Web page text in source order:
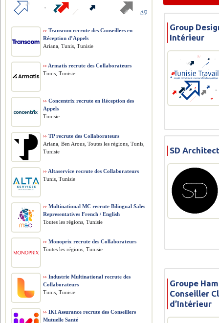
Group
Intérieur
SD
Groupe
Conseiller
d’Intérieur
›› Transcom recrute des Conseillers en
Réception d’Appels
Ariana, Tunis, Tunisie
›› Armatis recrute des Collaborateurs
Tunis, Tunisie
›› Concentrix recrute en Réception des
Appels
Tunisie
›› TP recrute des Collaborateurs
Ariana, Ben Arous, Toutes les régions, Tunis,
Tunisie
›› Altaservice recrute des Collaborateurs
Tunis, Tunisie
›› Multinational MC recrute Bilingual Sales
Representatives French / English
Toutes les régions, Tunisie
›› Monoprix recrute des Collaborateurs
Toutes les régions, Tunisie
›› Industrie Multinational recrute des
Collaborateurs
Tunis, Tunisie
›› IKI Assurance recrute des Conseillers
Mutuelle Santé